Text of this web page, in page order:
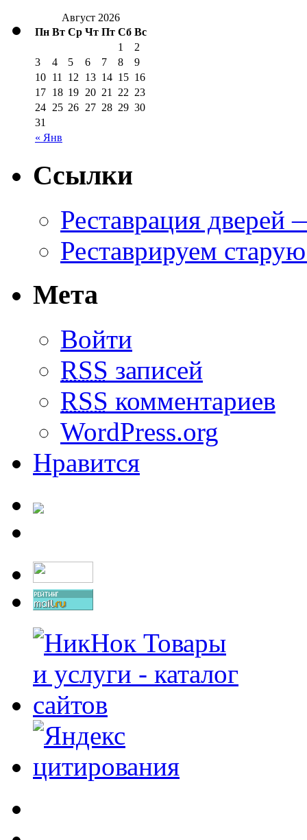
Август 2026
Пн Вт Ср Чт Пт Сб Вс
« Янв
1
2
3
4 5 6 7 8
9
10 11 12 13 14 15 16
17 18 19 20 21 22 23
24 25 26 27 28 29 30
31
Ссылки
Реставрация дверей
Реставрируем
Мета
Войти
RSS записей
RSS комментариев
WordPress.org
Нравится